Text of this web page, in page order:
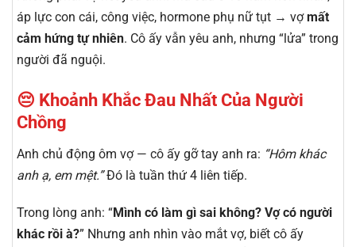
áp lực con cái, công việc, hormone phụ nữ tụt → vợmất
cảm hứng tự nhiên. Cô ấy vẫn yêu anh, nhưng “lửa” trong
người đã nguội.
😔 Khoảnh Khắc Đau Nhất Của Người
Chồng
Anh chủ động ôm vợ — cô ấy gỡ tay anh ra: “Hôm khác
anh ạ, em mệt.”Đó là tuần thứ 4 liên tiếp.
Trong lòng anh: “Mình có làm gì sai không? Vợ có người
khác rồi à?” Nhưng anh nhìn vào mắt vợ, biết cô ấy